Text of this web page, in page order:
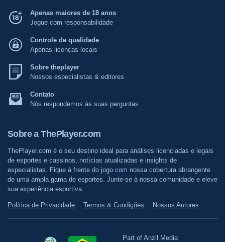
Apenas maiores de 18 anos
Jogue com responsabilidade
Controle de qualidade
Apenas licenças locais
Sobre theplayer
Nossos especialistas & editores
Contato
Nós respondemos às suas perguntas
Sobre a ThePlayer.com
ThePlayer.com é o seu destino ideal para análises licenciadas e legais
de esportes e cassinos, notícias atualizadas e insights de
especialistas. Fique à frente do jogo com nossa cobertura abrangente
de uma ampla gama de esportes. Junte-se à nossa comunidade e eleve
sua experiência esportiva.
Política de Privacidade Termos & Condições Nossos Autores
Part of Anzil Media